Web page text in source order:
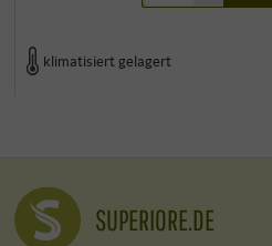
klimatisiert gelagert
SUPERIORE.DE